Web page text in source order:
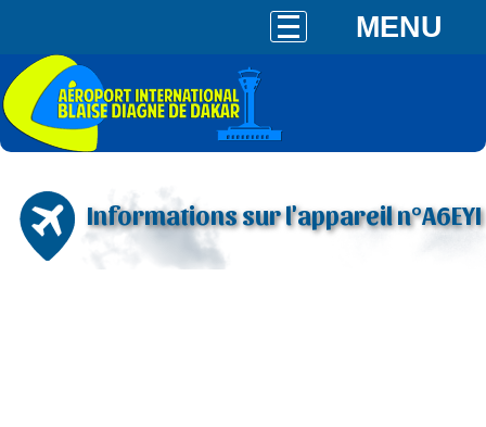
MENU
Informations sur l'appareil n°A6EYI